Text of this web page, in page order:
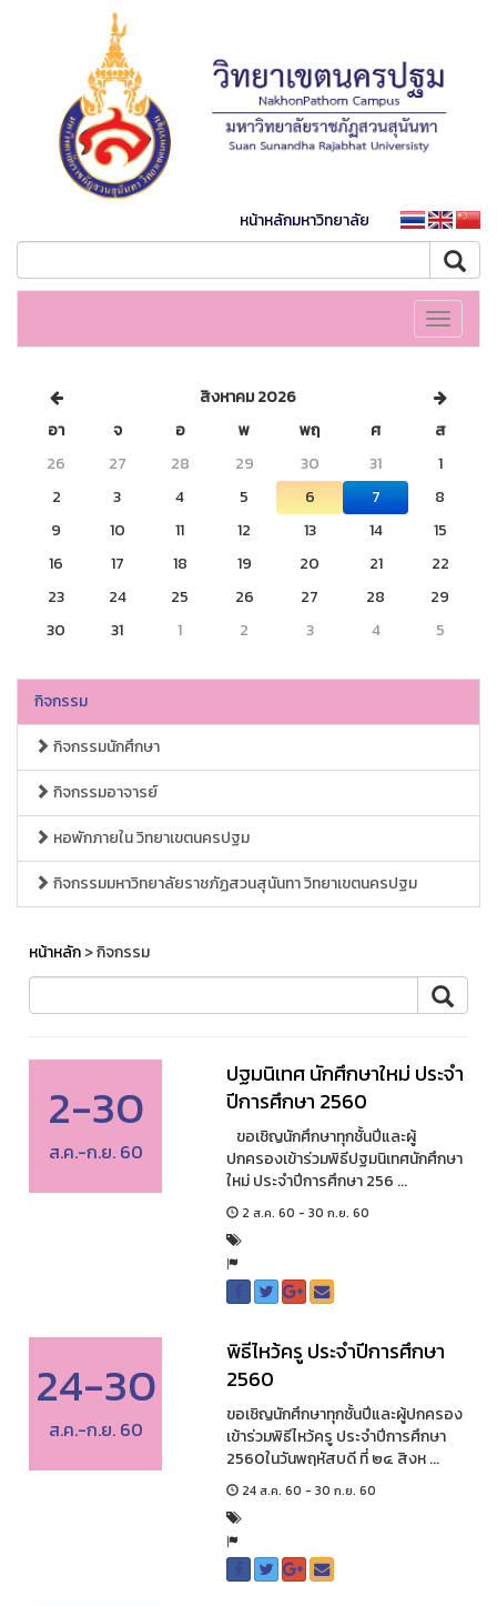
หน้าหลักมหาวิทยาลัย
Toggle
สิงหาคม 2026
อา
จ อ พ พฤ ศ
ส
26
27 28 29 30 31
1
2
3 4 5 6 7
8
9
10 11 12 13 14
15
16
17 18 19 20 21
22
23
24 25 26 27 28
29
30
31 1 2 3 4 5
กิจกรรม
กิจกรรมนักศึกษา
กิจกรรมอาจารย์
หอพักภายใน วิทยาเขตนครปฐม
กิจกรรมมหาวิทยาลัยราชภัฏสวนสุนันทา วิทยาเขตนครปฐม
หน้าหลัก> กิจกรรม
2-30
ส.ค.-ก.ย. 60
ปฐมนิเทศ นักศึกษาใหม่ ประจำ
ปีการศึกษา 2560
ขอเชิญนักศึกษาทุกชั้นปีและผู้
ปกครองเข้าร่วมพิธีปฐมนิเทศนักศึกษา
ใหม่ ประจำปีการศึกษา 256 ...
2 ส.ค. 60 - 30 ก.ย. 60
24-30
ส.ค.-ก.ย. 60
พิธีไหว้ครู ประจำปีการศึกษา
2560
ขอเชิญนักศึกษาทุกชั้นปีและผู้ปกครอง
เข้าร่วมพิธีไหว้ครู ประจำปีการศึกษา
2560ในวันพฤหัสบดี ที่ ๒๔ สิงห ...
24 ส.ค. 60 - 30 ก.ย. 60